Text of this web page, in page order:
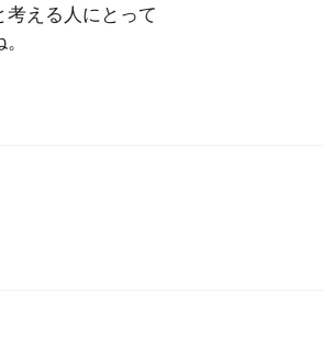
える人にとって